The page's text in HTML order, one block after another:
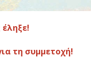
τη συμμετοχή!